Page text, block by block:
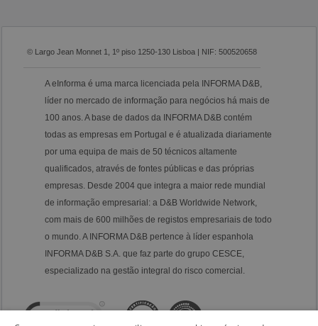
© Largo Jean Monnet 1, 1º piso 1250-130 Lisboa | NIF: 500520658
A eInforma é uma marca licenciada pela INFORMA D&B,
líder no mercado de informação para negócios há mais de
100 anos. A base de dados da INFORMA D&B contém
todas as empresas em Portugal e é atualizada diariamente
por uma equipa de mais de 50 técnicos altamente
qualificados, através de fontes públicas e das próprias
empresas. Desde 2004 que integra a maior rede mundial
de informação empresarial: a D&B Worldwide Network,
com mais de 600 milhões de registos empresariais de todo
o mundo. A INFORMA D&B pertence à líder espanhola
INFORMA D&B S.A. que faz parte do grupo CESCE,
especializado na gestão integral do risco comercial.